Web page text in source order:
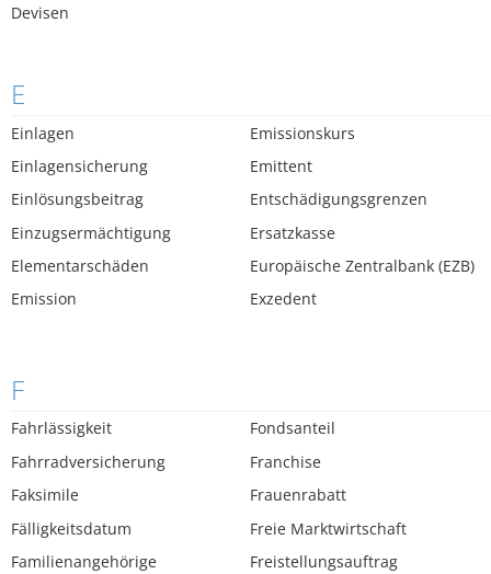
Devisen
E
Einlagen
Einlagensicherung
Einlösungsbeitrag
Einzugsermächtigung
Elementarschäden
Emission
Emissionskurs
Emittent
Entschädigungsgrenzen
Ersatzkasse
Europäische Zentralbank (EZB)
Exzedent
F
Fahrlässigkeit
Fahrradversicherung
Faksimile
Fälligkeitsdatum
Familienangehörige
Fondsanteil
Franchise
Frauenrabatt
Freie Marktwirtschaft
Freistellungsauftrag